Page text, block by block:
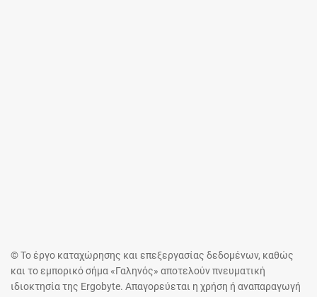
© Το έργο καταχώρησης και επεξεργασίας δεδομένων, καθώς
και το εμπορικό σήμα «Γαληνός» αποτελούν πνευματική
ιδιοκτησία της Ergobyte. Απαγορεύεται η χρήση ή αναπαραγωγή